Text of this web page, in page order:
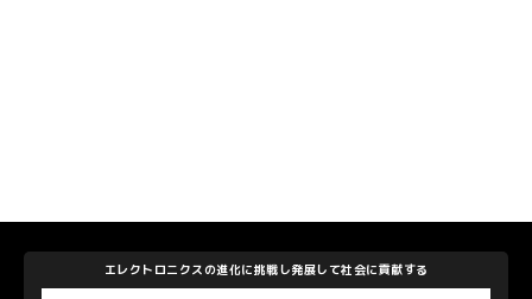
して社会に貢献する 感動と好奇心を